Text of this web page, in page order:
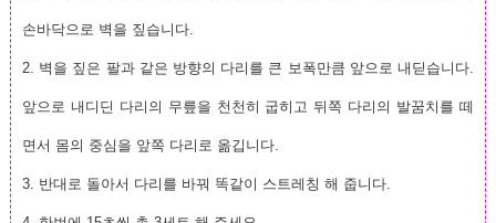
손바닥으로 벽을 짚습니다.
2. 벽을 짚은 팔과 같은 방향의 다리를 큰 보폭만큼 앞으로 내딛습니다.
앞으로 내디딘 다리의 무릎을 천천히 굽히고 뒤쪽 다리의 발꿈치를 떼
면서 몸의 중심을 앞쪽 다리로 옮깁니다.
3. 반대로 돌아서 다리를 바꿔 똑같이 스트레칭 해 줍니다.